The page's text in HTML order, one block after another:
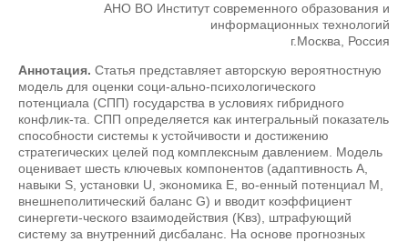
АНО ВО Институт современного образования и
информационных технологий
г.Москва, Россия
Аннотация. Статья представляет авторскую вероятностную
модель для оценки соци-ально-психологического
потенциала (СПП) государства в условиях гибридного
конфлик-та. СПП определяется как интегральный показатель
способности системы к устойчивости и достижению
стратегических целей под комплексным давлением. Модель
оценивает шесть ключевых компонентов (адаптивность A,
навыки S, установки U, экономика E, во-енный потенциал M,
внешнеполитический баланс G) и вводит коэффициент
синергети-ческого взаимодействия (Kвз), штрафующий
систему за внутренний дисбаланс. На основе прогнозных